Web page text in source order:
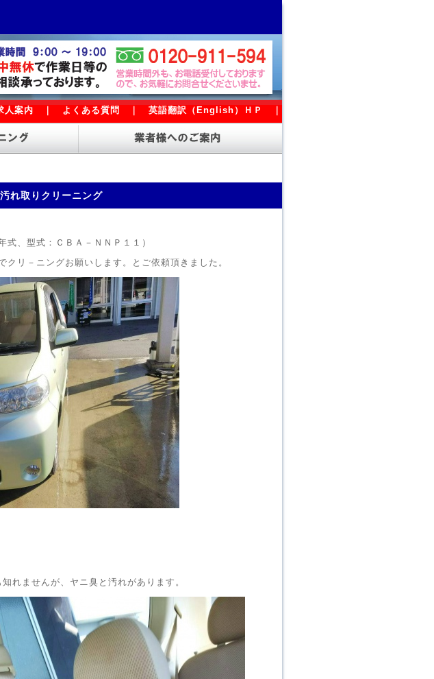
人案内 よくある質問 英語翻訳（English）ＨＰ
れ取りクリーニング
、型式：ＣＢＡ－ＮＮＰ１１）
リ－ニングお願いします。とご依頼頂きました。
れませんが、ヤニ臭と汚れがあります。